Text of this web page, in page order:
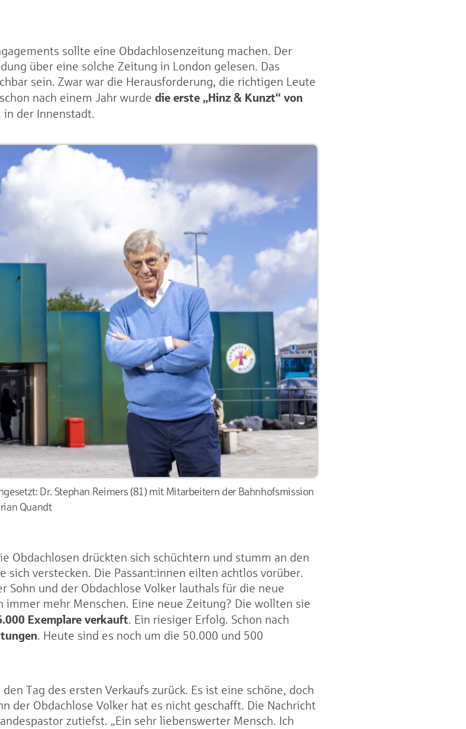
sollte eine Obdachlosenzeitung machen. Der
über eine solche Zeitung in London gelesen. Das
sein. Zwar war die Herausforderung, die richtigen Leute
nach einem Jahr wurde die erste „Hinz & Kunzt“ von
in der Innenstadt.
Dr. Stephan Reimers (81) mit Mitarbeitern der Bahnhofsmission
Quandt
Obdachlosen drückten sich schüchtern und stumm an den
sich verstecken. Die Passant:innen eilten achtlos vorüber.
Sohn und der Obdachlose Volker lauthals für die neue
mehr Menschen. Eine neue Zeitung? Die wollten sie
Exemplare verkauft. Ein riesiger Erfolg. Schon nach
. Heute sind es noch um die 50.000 und 500
Tag des ersten Verkaufs zurück. Es ist eine schöne, doch
der Obdachlose Volker hat es nicht geschafft. Die Nachricht
zutiefst. „Ein sehr liebenswerter Mensch. Ich